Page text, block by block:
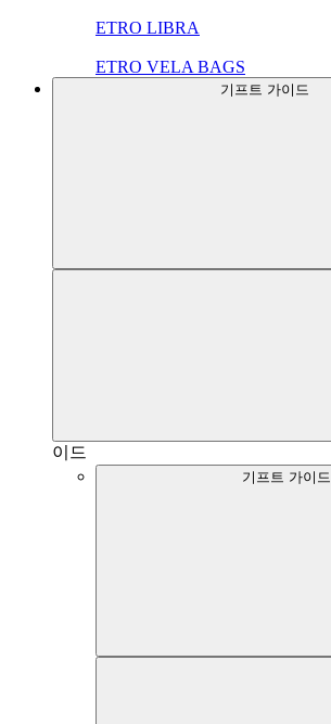
ETRO LIBRA
ETRO VELA BAGS
기프트 가이드
이드
기프트 가이드